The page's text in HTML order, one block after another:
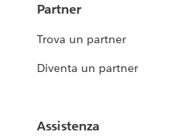
Partner
Trova un partner
Diventa un partner
Assistenza